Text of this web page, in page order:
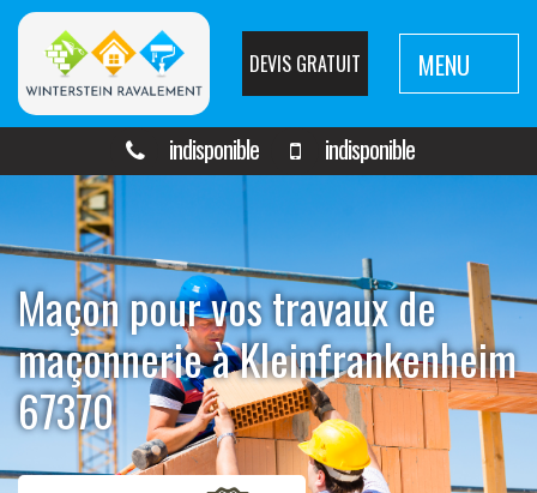
DEVIS GRATUIT MENU
indisponible indisponible
Maçon pour vos travaux de
maçonnerie à Kleinfrankenheim
67370